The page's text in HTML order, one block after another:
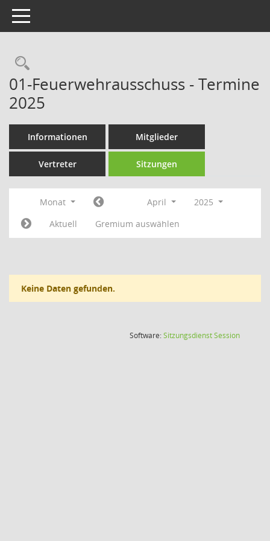
Toggle navigation
Rechercheauswahl
01-Feuerwehrausschuss - Termine
2025
Informationen Mitglieder
Vertreter Sitzungen
Monat April
2025
Aktuell
Gremium auswählen
Keine Daten gefunden.
Software:SitzungsdienstSession(Wird in